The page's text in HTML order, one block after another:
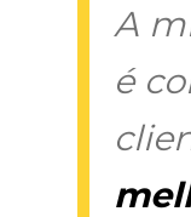
A
é